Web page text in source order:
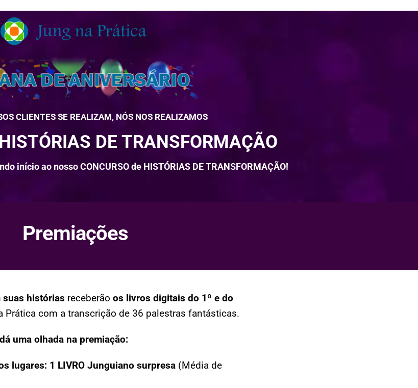
CLIENTES SE REALIZAM, NÓS NOS REALIZAMOS
DE TRANSFORMAÇÃO
início ao nosso CONCURSO de HISTÓRIAS DE TRANSFORMAÇÃO!
Premiações
suas histórias receberão os livros digitais do 1º e do
Prática com a transcrição de 36 palestras fantásticas.
uma olhada na premiação:
lugares: 1 LIVRO Junguiano surpresa (Média de